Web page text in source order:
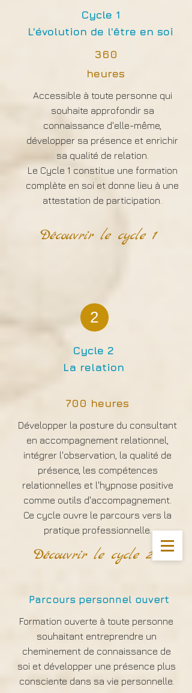
Cycle 1
L'évolution de l'être en soi
360
heures
Accessible à toute personne qui
souhaite approfondir sa
connaissance d'elle-même,
développer sa présence et enrichir
sa qualité de relation.
Le Cycle 1 constitue une formation
complète en soi et donne lieu à une
attestation de participation.
Découvrir le cycle 1
2
Cycle 2
La relation
700 heures
Développer la posture du consultant
en accompagnement relationnel,
intégrer l'observation, la qualité de
présence, les compétences
relationnelles et l'hypnose positive
comme outils d'accompagnement.
Ce cycle ouvre le parcours vers la
pratique professionnelle.
Découvrir le cycle 2
Parcours personnel ouvert
Formation ouverte à toute personne
souhaitant entreprendre un
cheminement de connaissance de
soi et développer une présence plus
consciente dans sa vie personnelle.